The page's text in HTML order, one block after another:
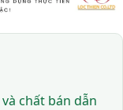
chất bán dẫn